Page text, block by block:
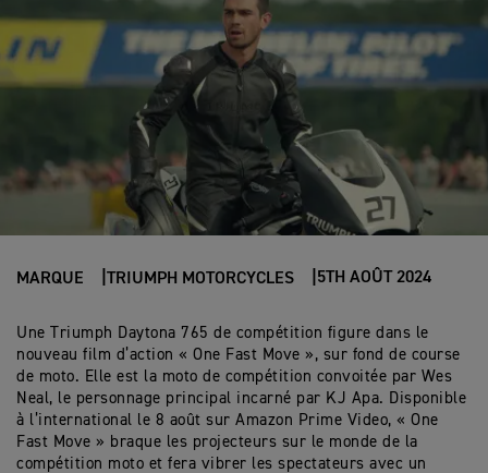
MARQUE TRIUMPH MOTORCYCLES 5TH AOÛT 2024
Une Triumph Daytona 765 de compétition figure dans le
nouveau film d’action « One Fast Move », sur fond de course
de moto. Elle est la moto de compétition convoitée par Wes
Neal, le personnage principal incarné par KJ Apa. Disponible
à l’international le 8 août sur Amazon Prime Video, « One
Fast Move » braque les projecteurs sur le monde de la
compétition moto et fera vibrer les spectateurs avec un